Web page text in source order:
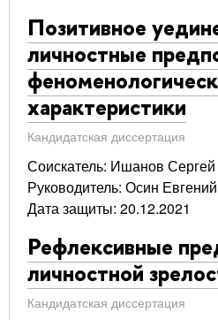
Позитивное
личностные
характеристики
Кандидатская диссертация
Соискатель: Ишанов
Руководитель: Осин
Дата защиты: 20.12.2021
Рефлексивные
личностной
Кандидатская диссертация